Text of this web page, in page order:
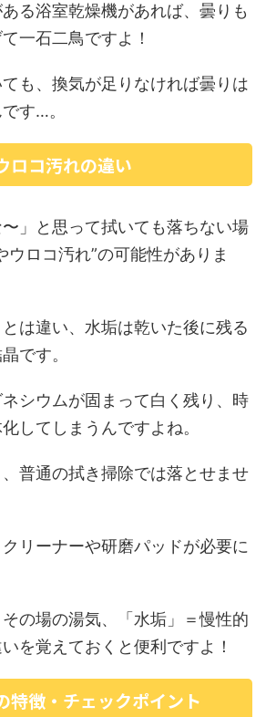
ある浴室乾燥機があれば、曇りも
一石二鳥ですよ！
も、換気が足りなければ曇りは
す…。
ロコ汚れの違い
〜」と思って拭いても落ちない場
ウロコ汚れ”の可能性がありま
は違い、水垢は乾いた後に残る
です。
シウムが固まって白く残り、時
してしまうんですよね。
普通の拭き掃除では落とせませ
リーナーや研磨パッドが必要に
の場の湯気、「水垢」＝慢性的
を覚えておくと便利ですよ！
特徴・チェックポイント